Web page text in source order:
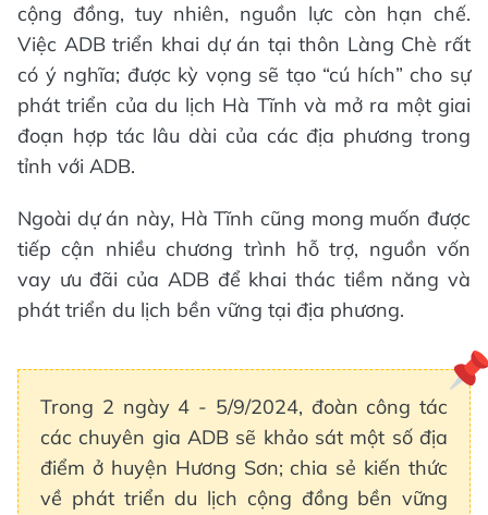
cộng đồng, tuy nhiên, nguồn lực còn hạn chế.
Việc ADB triển khai dự án tại thôn Làng Chè rất
có ý nghĩa; được kỳ vọng sẽ tạo “cú hích” cho sự
phát triển của du lịch Hà Tĩnh và mở ra một giai
đoạn hợp tác lâu dài của các địa phương trong
tỉnh với ADB.
Ngoài dự án này, Hà Tĩnh cũng mong muốn được
tiếp cận nhiều chương trình hỗ trợ, nguồn vốn
vay ưu đãi của ADB để khai thác tiềm năng và
phát triển du lịch bền vững tại địa phương.
Trong 2 ngày 4 - 5/9/2024, đoàn công tác
các chuyên gia ADB sẽ khảo sát một số địa
điểm ở huyện Hương Sơn; chia sẻ kiến thức
về phát triển du lịch cộng đồng bền vững